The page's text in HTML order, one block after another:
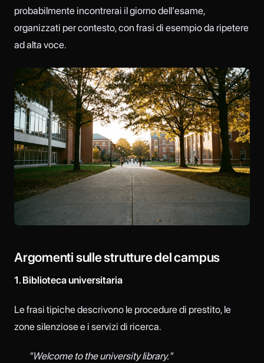
probabilmente incontrerai il giorno dell'esame,
organizzati per contesto, con frasi di esempio da ripetere
ad alta voce.
Argomenti sulle strutture del campus
1. Biblioteca universitaria
Le frasi tipiche descrivono le procedure di prestito, le
zone silenziose e i servizi di ricerca.
"Welcome to the university library."